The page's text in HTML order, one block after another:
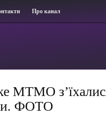
Про канал
МТМО
ФОТО